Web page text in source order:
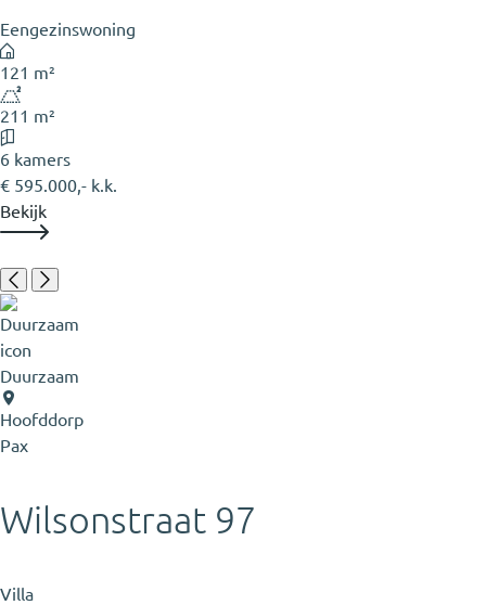
Eengezinswoning
121 m²
211 m²
6 kamers
€ 595.000,- k.k.
Bekijk
Duurzaam
Hoofddorp
Pax
Wilsonstraat 97
Villa